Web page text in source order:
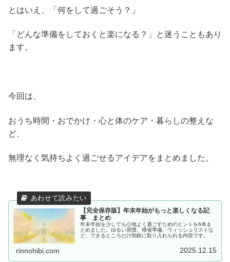
とはいえ、「何をして過ごそう？」
「どんな準備をしておくと楽になる？」と迷うこともあり
ます。
今回は、
おうち時間・おでかけ・心と体のケア・暮らしの整えな
ど、
無理なく気持ちよく過ごせるアイデアをまとめました。
【完全保存版】年末年始がもっと楽しくなる記
事 まとめ
年末年始を少しでも心地よく過ごすためのヒントを6本ま
とめました。ゆるい習慣、帰省準備、ウィッシュリストな
ど、できるところだけ気軽に取り入れられる内容です。
rinnohibi.com 2025.12.15